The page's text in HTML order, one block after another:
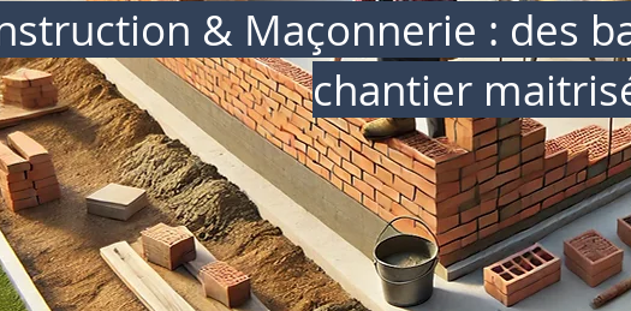
& Maçonnerie : des
chantier